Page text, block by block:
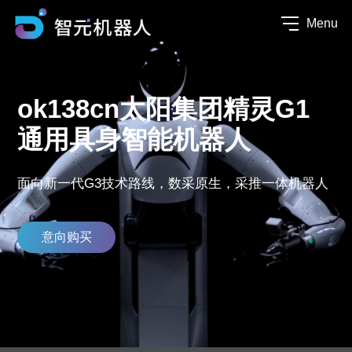
Menu
ok138cn太阳集团精灵G1
通用具身智能机器人
面向新一代G3技术路线，数采原生，采推一体机器人
意向购买